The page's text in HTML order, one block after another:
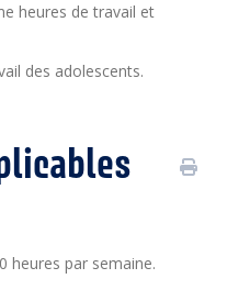
heures de travail et
des adolescents.
heures par semaine.